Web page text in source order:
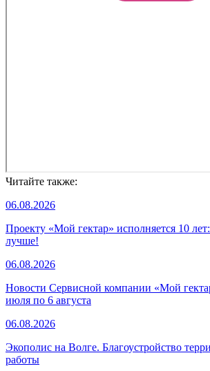
Читайте также:
06.08.2026
Проекту «Мой гектар» исполняется 10
лучше!
06.08.2026
Новости Сервисной компании «Мой
июля по 6 августа
06.08.2026
Экополис на Волге. Благоустройство
работы